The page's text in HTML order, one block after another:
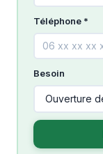
Téléphone *
Besoin